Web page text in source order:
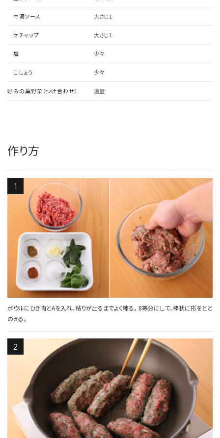
中濃ソース 大さじ1
ケチャップ 大さじ1
塩 少々
こしょう 少々
好みの葉野菜（つけ合わせ） 適量
作り方
ボウルにひき肉とAを入れ、粘りが出るまでよく練る。8等分にして、棒状に形をとと
のえる。